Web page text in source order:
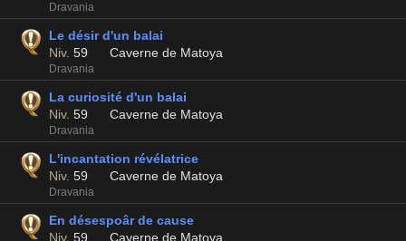
Dravania
Le désir d'un balai
Niv. 59 Caverne de Matoya
Dravania
La curiosité d'un balai
Niv. 59 Caverne de Matoya
Dravania
L'incantation révélatrice
Niv. 59 Caverne de Matoya
Dravania
En désespoâr de cause
Niv. 59 Caverne de Matoya